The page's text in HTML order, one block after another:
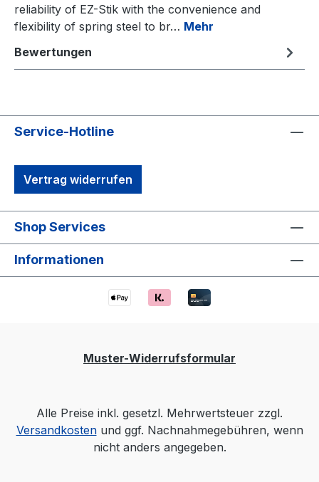
reliability of EZ-Stik with the convenience and
flexibility of spring steel to br… Mehr
Bewertungen
Service-Hotline
Vertrag widerrufen
Shop Services
Informationen
Muster-Widerrufsformular
Alle Preise inkl. gesetzl. Mehrwertsteuer zzgl.
Versandkostenund ggf. Nachnahmegebühren, wenn
nicht anders angegeben.